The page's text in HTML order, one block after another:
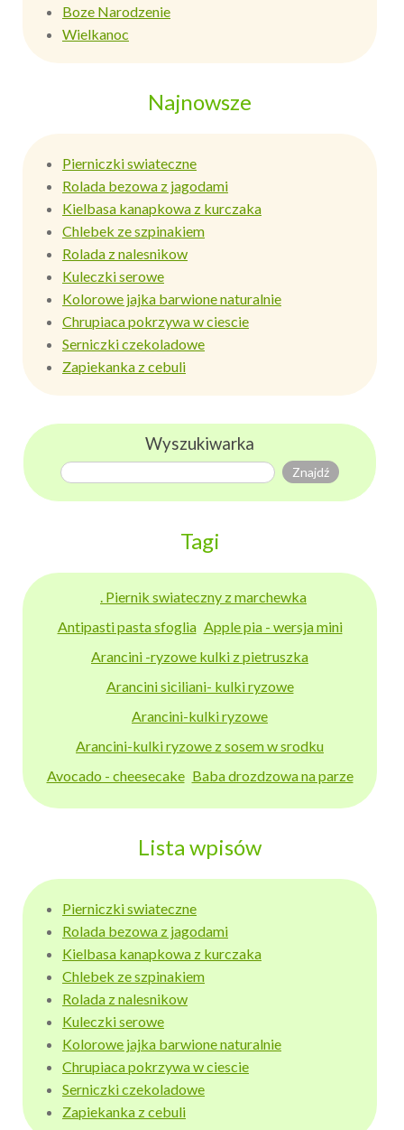
Boze Narodzenie
Wielkanoc
Najnowsze
Pierniczki swiateczne
Rolada bezowa z jagodami
Kielbasa kanapkowa z kurczaka
Chlebek ze szpinakiem
Rolada z nalesnikow
Kuleczki serowe
Kolorowe jajka barwione naturalnie
Chrupiaca pokrzywa w ciescie
Serniczki czekoladowe
Zapiekanka z cebuli
Wyszukiwarka
Tagi
. Piernik swiateczny z marchewka
Antipasti pasta sfoglia Apple pia - wersja mini
Arancini -ryzowe kulki z pietruszka
Arancini siciliani- kulki ryzowe
Arancini-kulki ryzowe
Arancini-kulki ryzowe z sosem w srodku
Avocado - cheesecake Baba drozdzowa na parze
Lista wpisów
Pierniczki swiateczne
Rolada bezowa z jagodami
Kielbasa kanapkowa z kurczaka
Chlebek ze szpinakiem
Rolada z nalesnikow
Kuleczki serowe
Kolorowe jajka barwione naturalnie
Chrupiaca pokrzywa w ciescie
Serniczki czekoladowe
Zapiekanka z cebuli